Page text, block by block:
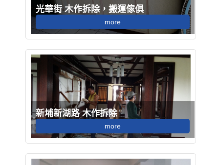
光華街 木作拆除，搬運傢俱
more
新埔新湖路 木作拆除
more